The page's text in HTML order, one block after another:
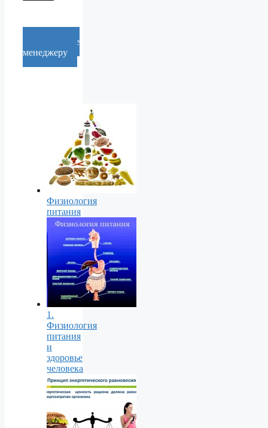
Cообщение
менеджеру
Физиология
питания
1.
Физиология
питания
и
здоровье
человека